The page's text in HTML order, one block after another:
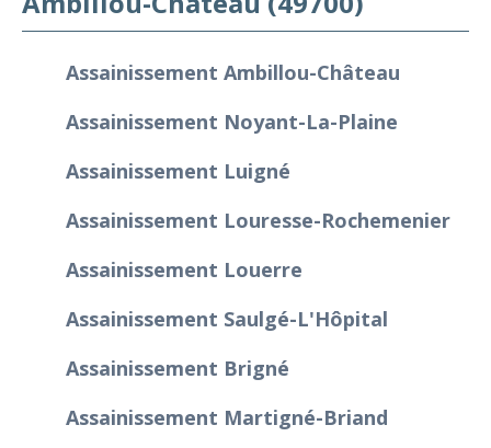
Assainissement Ambillou-Château
Assainissement Noyant-La-Plaine
Assainissement Luigné
Assainissement Louresse-Rochemenier
Assainissement Louerre
Assainissement Saulgé-L'Hôpital
Assainissement Brigné
Assainissement Martigné-Briand